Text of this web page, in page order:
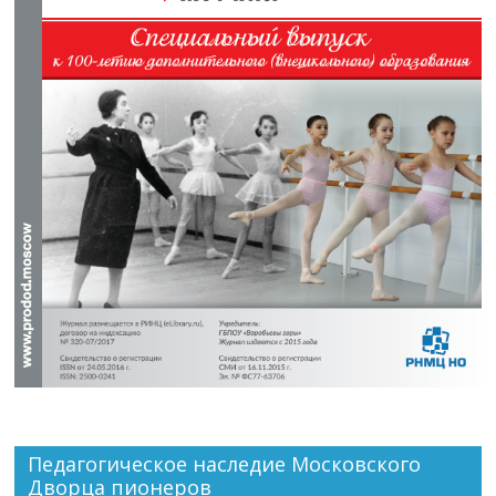
Педагогическое наследие Московского
Дворца пионеров